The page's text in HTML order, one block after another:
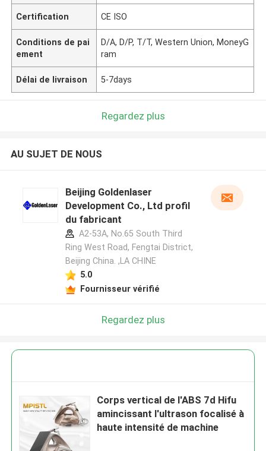
Certification CE ISO
Conditions de pai
ement
D/A, D/P, T/T, Western Union, MoneyG
ram
Délai de livraison 5-7days
Regardez plus
AU SUJET DE NOUS
Beijing Goldenlaser
Development Co., Ltd profil
du fabricant
A2-53A, No.65 South Third
Ring West Road, Fengtai District,
Beijing China. ,LA CHINE
5.0
Fournisseur vérifié
Regardez plus
Corps vertical de l'ABS 7d Hifu
amincissant l'ultrason focalisé à
haute intensité de machine